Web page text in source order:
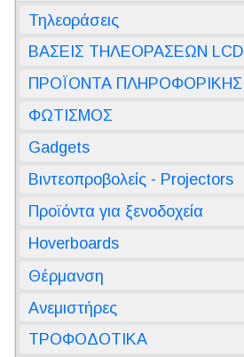
Τηλεοράσεις
ΒΑΣΕΙΣ ΤΗΛΕΟΡΑΣΕΩΝ LCD
ΠΡΟΪΟΝΤΑ ΠΛΗΡΟΦΟΡΙΚΗΣ
ΦΩΤΙΣΜΟΣ
Gadgets
Βιντεοπροβολείς - Projectors
Προϊόντα για ξενοδοχεία
Hoverboards
Θέρμανση
Ανεμιστήρες
ΤΡΟΦΟΔΟΤΙΚΑ